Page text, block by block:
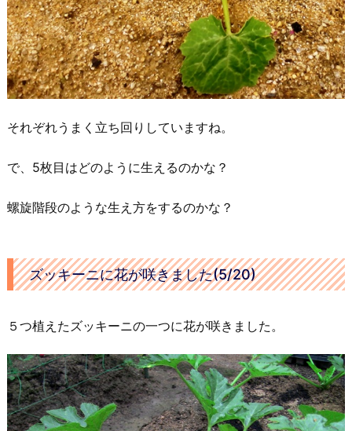
それぞれうまく立ち回りしていますね。
で、5枚目はどのように生えるのかな？
螺旋階段のような生え方をするのかな？
ズッキーニに花が咲きました(5/20)
５つ植えたズッキーニの一つに花が咲きました。